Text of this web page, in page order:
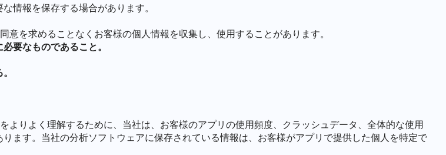
情報を保存する場合があります。
を求めることなくお客様の個人情報を収集し、使用することがあります。
要なものであること。
りよく理解するために、当社は、お客様のアプリの使用頻度、クラッシュデータ、全体的な使用
ます。当社の分析ソフトウェアに保存されている情報は、お客様がアプリで提供した個人を特定で